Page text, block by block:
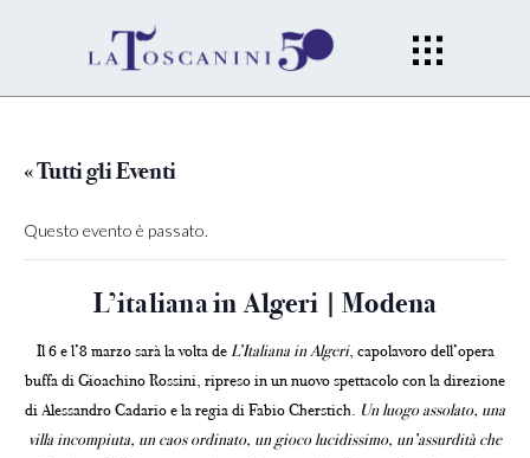
« Tutti gli Eventi
Questo evento è passato.
L’italiana in Algeri | Modena
Il 6 e l’8 marzo sarà la volta deL’Italiana in Algeri, capolavoro dell’opera
buffa di Gioachino Rossini, ripreso in un nuovo spettacolo con la direzione
di Alessandro Cadario e la regia di Fabio Cherstich. Un luogo assolato, una
villa incompiuta, un caos ordinato, un gioco lucidissimo, un’assurdità che